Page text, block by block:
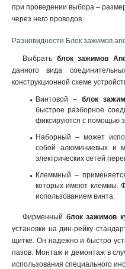
при проведении выбора –
через него проводов.
Разновидности Блок зажимов
Выбрать блок зажимов A
данного вида
конструкционной схеме
Винтовой – блок
быстрое разборное
фиксируются с помощью
Наборный – может
собой алюминиевых и
электрических сетей
Клеммный –
которых имеют клеммы.
использованием винта.
Фирменный блок зажимов
установки на дин-рейку
щитке. Он надежно и быстро
пазов. Монтаж и демонтаж в
использования специального